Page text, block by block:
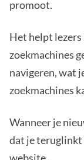
promoot.
Het helpt
zoekmachines
navigeren, wat
zoekmachines
Wanneer je
dat je teruglinkt